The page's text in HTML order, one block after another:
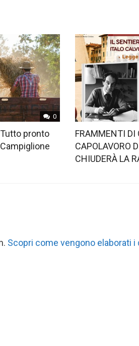
0
pronto
FRAMMENTI DI
CAPOLAVORO
CHIUDERÀ LA
Scopri come vengono elaborati i